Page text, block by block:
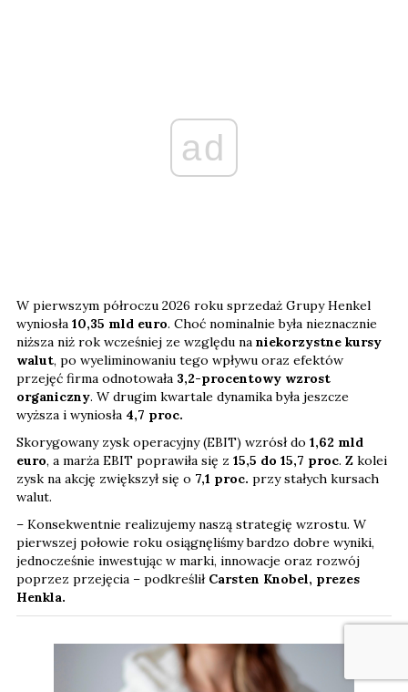
ad
W pierwszym półroczu 2026 roku sprzedaż Grupy Henkel
wyniosła 10,35 mld euro. Choć nominalnie była nieznacznie
niższa niż rok wcześniej ze względu na niekorzystne kursy
walut, po wyeliminowaniu tego wpływu oraz efektów
przejęć firma odnotowała 3,2-procentowy wzrost
organiczny. W drugim kwartale dynamika była jeszcze
wyższa i wyniosła 4,7 proc.
Skorygowany zysk operacyjny (EBIT) wzrósł do 1,62 mld
euro, a marża EBIT poprawiła się z 15,5 do 15,7 proc. Z kolei
zysk na akcję zwiększył się o 7,1 proc. przy stałych kursach
walut.
– Konsekwentnie realizujemy naszą strategię wzrostu. W
pierwszej połowie roku osiągnęliśmy bardzo dobre wyniki,
jednocześnie inwestując w marki, innowacje oraz rozwój
poprzez przejęcia – podkreślił Carsten Knobel, prezes
Henkla.